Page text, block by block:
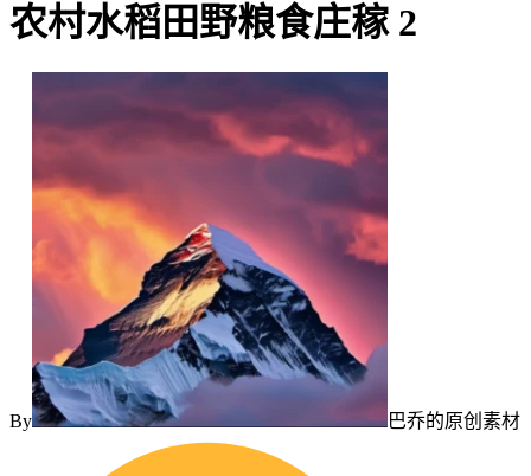
农村水稻田野粮食庄稼 2
By 巴乔的原创素材